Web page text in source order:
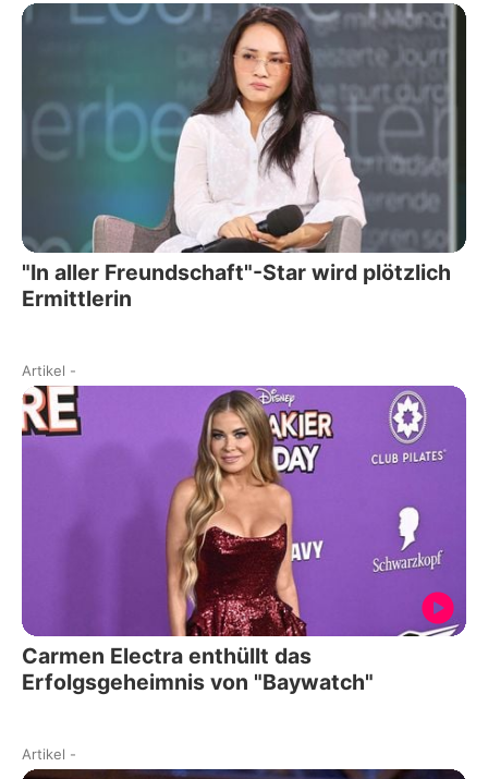
"In aller Freundschaft"-Star wird plötzlich
Ermittlerin
Artikel -
Carmen Electra enthüllt das
Erfolgsgeheimnis von "Baywatch"
Artikel -